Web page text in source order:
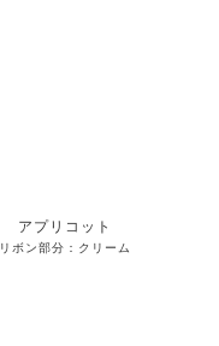
アプリコット
リボン部分：クリーム